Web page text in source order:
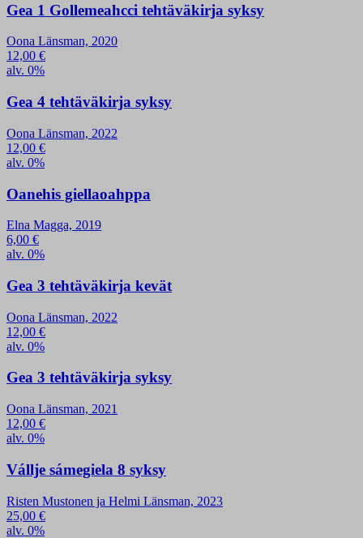
Gea 1 Gollemeahcci tehtäväkirja syksy
Oona Länsman, 2020
12,00 €
alv. 0%
Gea 4 tehtäväkirja syksy
Oona Länsman, 2022
12,00 €
alv. 0%
Oanehis giellaoahppa
Elna Magga, 2019
6,00 €
alv. 0%
Gea 3 tehtäväkirja kevät
Oona Länsman, 2022
12,00 €
alv. 0%
Gea 3 tehtäväkirja syksy
Oona Länsman, 2021
12,00 €
alv. 0%
Vállje sámegiela 8 syksy
Risten Mustonen ja Helmi Länsman, 2023
25,00 €
alv. 0%